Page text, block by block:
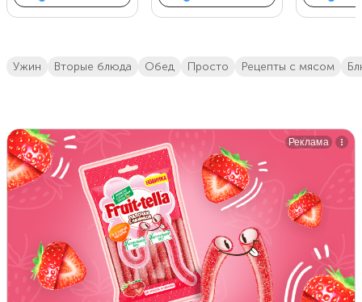
ужин вторые блюда обед просто Рецепты с мясом